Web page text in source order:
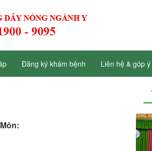
Đăng ký khám bệnh Liên hệ & góp ý